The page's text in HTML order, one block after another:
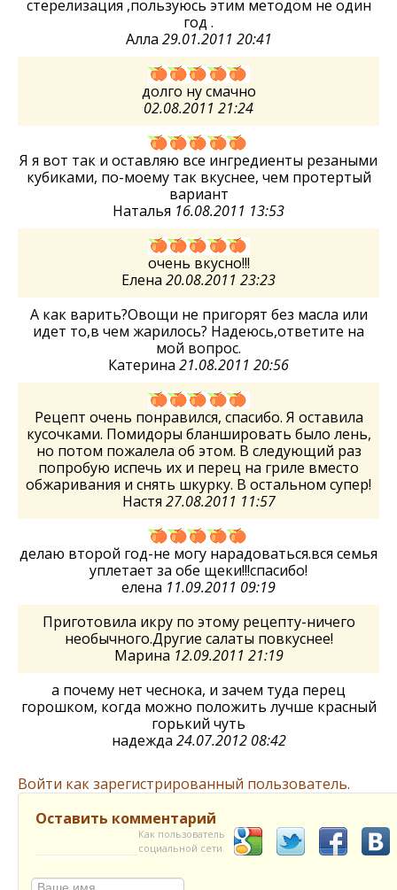
стерелизация ,пользуюсь этим методом не один
год .
Алла 29.01.2011 20:41
долго ну смачно
02.08.2011 21:24
Я я вот так и оставляю все ингредиенты резаными
кубиками, по-моему так вкуснее, чем протертый
вариант
Наталья 16.08.2011 13:53
очень вкусно!!!
Елена 20.08.2011 23:23
А как варить?Овощи не пригорят без масла или
идет то,в чем жарилось? Надеюсь,ответите на
мой вопрос.
Катерина 21.08.2011 20:56
Рецепт очень понравился, спасибо. Я оставила
кусочками. Помидоры бланшировать было лень,
но потом пожалела об этом. В следующий раз
попробую испечь их и перец на гриле вместо
обжаривания и снять шкурку. В остальном супер!
Настя 27.08.2011 11:57
делаю второй год-не могу нарадоваться.вся семья
уплетает за обе щеки!!!спасибо!
елена 11.09.2011 09:19
Приготовила икру по этому рецепту-ничего
необычного.Другие салаты повкуснее!
Марина 12.09.2011 21:19
а почему нет чеснока, и зачем туда перец
горошком, когда можно положить лучше красный
горький чуть
надежда 24.07.2012 08:42
Войти как зарегистрированный пользователь.
Оставить комментарий
Как пользователь
социальной сети